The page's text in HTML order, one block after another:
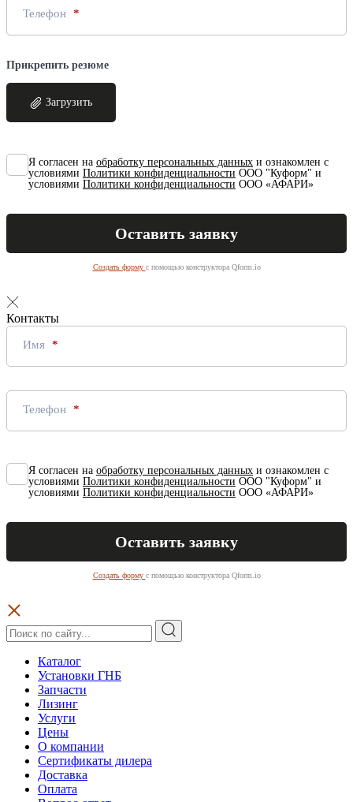
Телефон
Прикрепить резюме
Загрузить
Я согласен на обработку персональных данных и ознакомлен с
условиями Политики конфиденциальности ООО "Куформ" и
условиями Политики конфиденциальности ООО «АФАРИ»
Создать форму с помощью конструктора Qform.io
Контакты
Имя
Телефон
Я согласен на обработку персональных данных и ознакомлен с
условиями Политики конфиденциальности ООО "Куформ" и
условиями Политики конфиденциальности ООО «АФАРИ»
Создать форму с помощью конструктора Qform.io
Каталог
Установки ГНБ
Запчасти
Лизинг
Услуги
Цены
О компании
Сертификаты дилера
Доставка
Оплата